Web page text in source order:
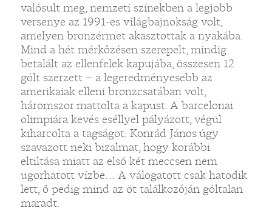
valósult meg, nemzeti színekben a legjobb
versenye az 1991-es világbajnokság volt,
amelyen bronzérmet akasztottak a nyakába.
Mind a hét mérkőzésen szerepelt, mindig
betalált az ellenfelek kapujába, összesen 12
gólt szerzett – a legeredményesebb az
amerikaiak elleni bronzcsatában volt,
háromszor mattolta a kapust. A barcelonai
olimpiára kevés eséllyel pályázott, végül
kiharcolta a tagságot: Konrád János úgy
szavazott neki bizalmat, hogy korábbi
eltiltása miatt az első két meccsen nem
ugorhatott vízbe… A válogatott csak hatodik
lett, ő pedig mind az öt találkozóján góltalan
maradt.